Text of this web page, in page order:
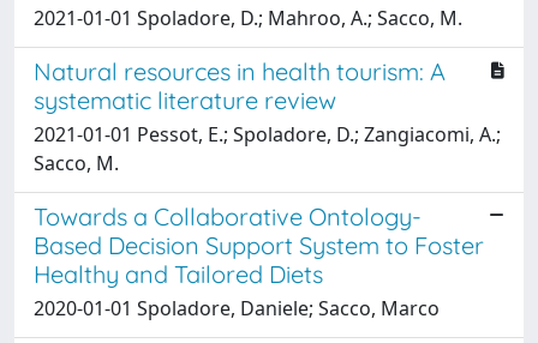
2021-01-01 Spoladore, D.; Mahroo, A.; Sacco, M.
Natural resources in health tourism: A
systematic literature review
2021-01-01 Pessot, E.; Spoladore, D.; Zangiacomi, A.;
Sacco, M.
Towards a Collaborative Ontology-
Based Decision Support System to Foster
Healthy and Tailored Diets
2020-01-01 Spoladore, Daniele; Sacco, Marco